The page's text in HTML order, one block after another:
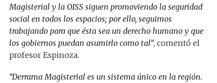
Magisterial y la OISS siguen promoviendo la seguridad
social en todos los espacios; por ello, seguimos
trabajando para que ésta sea un derecho humano y que
los gobiernos puedan asumirlo como tal”, comentó el
profesor Espinoza.
“Derrama Magisterial es un sistema único en la región.